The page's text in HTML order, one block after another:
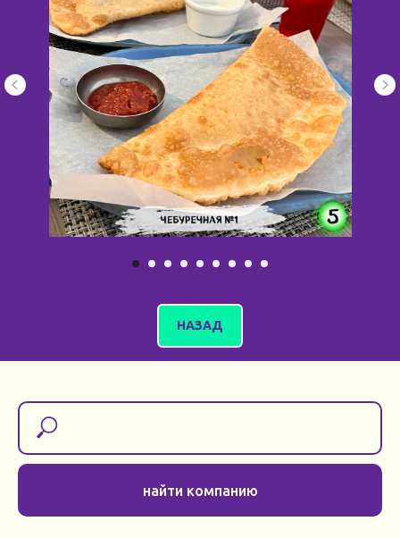
НАЗАД
найти компанию